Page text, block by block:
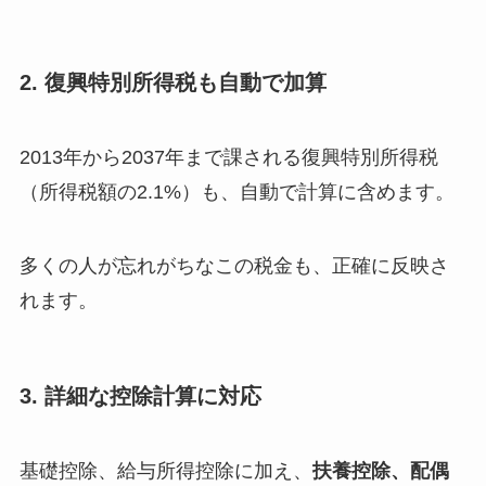
2. 復興特別所得税も自動で加算
2013年から2037年まで課される復興特別所得税
（所得税額の2.1%）も、自動で計算に含めます。
多くの人が忘れがちなこの税金も、正確に反映さ
れます。
3. 詳細な控除計算に対応
基礎控除、給与所得控除に加え、 扶養控除、配偶